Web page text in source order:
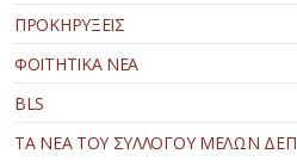
ΠΡΟΚΗΡΥΞΕΙΣ
ΦΟΙΤΗΤΙΚΑ ΝΕΑ
BLS
ΤΑ ΝΕΑ ΤΟΥ ΣΥΛΛΟΓΟΥ ΜΕΛΩΝ ΔΕΠ